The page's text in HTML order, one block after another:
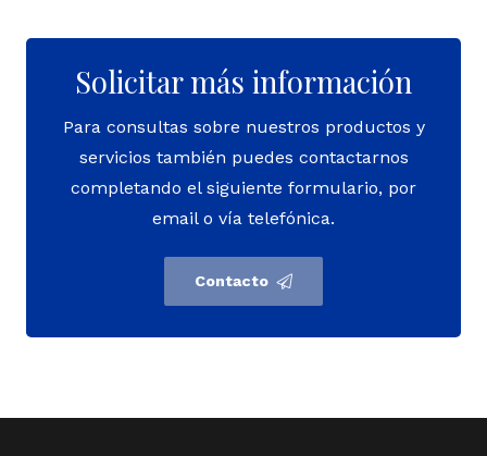
Solicitar más información
Para consultas sobre nuestros productos y
servicios también puedes contactarnos
completando el siguiente formulario, por
email o vía telefónica.
Contacto